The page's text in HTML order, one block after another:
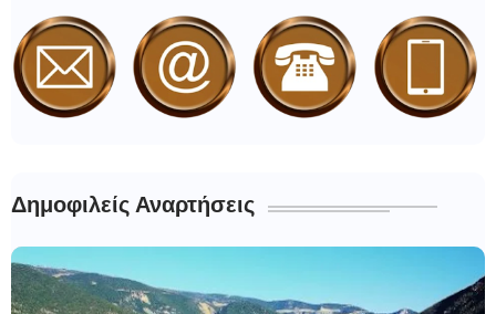
Δημοφιλείς Αναρτήσεις